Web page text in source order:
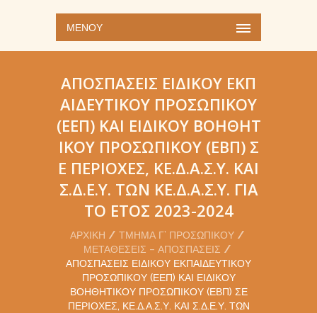
ΜΕΝΟΎ
ΑΠΟΣΠΆΣΕΙΣ ΕΙΔΙΚΟΎ ΕΚΠ
ΑΙΔΕΥΤΙΚΟΎ ΠΡΟΣΩΠΙΚΟΎ
(ΕΕΠ) ΚΑΙ ΕΙΔΙΚΟΎ ΒΟΗΘΗΤ
ΙΚΟΎ ΠΡΟΣΩΠΙΚΟΎ (ΕΒΠ) Σ
Ε ΠΕΡΙΟΧΈΣ, ΚΕ.Δ.Α.Σ.Υ. ΚΑΙ
Σ.Δ.Ε.Υ. ΤΩΝ ΚΕ.Δ.Α.Σ.Υ. ΓΙΑ
ΤΟ ΈΤΟΣ 2023-2024
ΑΡΧΙΚΉ
ΤΜΉΜΑ Γ’ ΠΡΟΣΩΠΙΚΟΎ
ΜΕΤΑΘΈΣΕΙΣ – ΑΠΟΣΠΆΣΕΙΣ
ΑΠΟΣΠΆΣΕΙΣ ΕΙΔΙΚΟΎ ΕΚΠΑΙΔΕΥΤΙΚΟΎ
ΠΡΟΣΩΠΙΚΟΎ (ΕΕΠ) ΚΑΙ ΕΙΔΙΚΟΎ
ΒΟΗΘΗΤΙΚΟΎ ΠΡΟΣΩΠΙΚΟΎ (ΕΒΠ) ΣΕ
ΠΕΡΙΟΧΈΣ, ΚΕ.Δ.Α.Σ.Υ. ΚΑΙ Σ.Δ.Ε.Υ. ΤΩΝ